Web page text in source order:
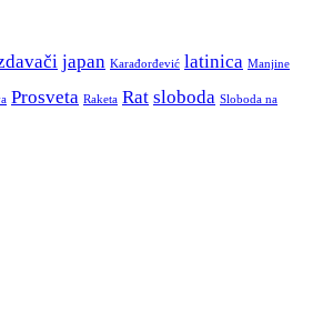
japan Karađorđević latinica Manjine
Prosveta Raketa Rat sloboda Sloboda na